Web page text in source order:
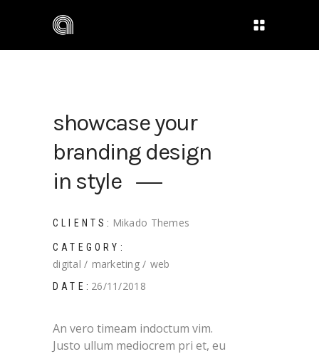
showcase your
branding design
in style
CLIENTS: Mikado Themes
CATEGORY:
digital marketing web
DATE: 26/11/2018
An vero timeam indoctum vim.
Justo ullum mediocrem pri et, eu